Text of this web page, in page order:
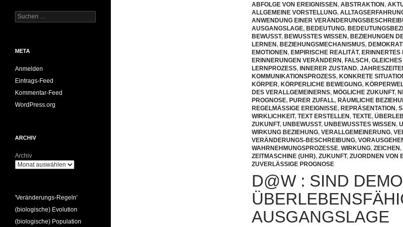
ABFOLGE VON EREIGNISSEN, ABSTRAKTION,
ALLGEMEINE VORSTELLUNG,
ANWENDUNG EINER
AUSGANGSLAGE, BEDEUTUNG,
BEWUSST, BEWUSSTES WISSEN, BEZIEHUNGEN
LERNEN, BEZIEHUNGSMECHANISMUS,
EMOTIONEN, EMPIRISCHE REALITÄT, ERINNERTES
ERINNERUNGEN VERÄNDERN, FALSCH,
LERNPROZESS, INNERER ZUSTAND,
KOMMUNIKATIONSPROZESS, KONKRETE
KÖRPER, KÖRPERLICHE BEWEGUNG,
DES VERALLGEMEINERNS, MÖGLICHE ZUKUNFT,
PROGNOSE, PURER ZUFALL, RÄUMLICHE
REGELMÄSSIGE EREIGNISSE
, REPRÄSENTATION,
WIRKLICHKEIT, TEXT ERSTELLEN, TEXTE,
ZUKUNFT, UNBEWUSST, UNBEWUSSTES WISSEN,
WIRKUNG BEZIEHUNG, VERALLGEMEINERUNG,
VERÄNDERUNGS-BESCHREIBUNG,
WAHRNEHMUNGSPROZESSE, WIRKUNG, ZEICHEN,
ZEITMASCHINE (UHR), ZUKUNFT, ZUORDNEN VON
ZUVERLÄSSIGE PROGNOSE
D@W : SIND
AUSGANGSLAGE
Suchen
nach:
META
Anmelden
Eintrags-Feed
Kommentar-Feed
WordPress.org
ARCHIV
Archiv
'Veränderungs-Regeln'
(biologische) Evolution
(biologische) Population